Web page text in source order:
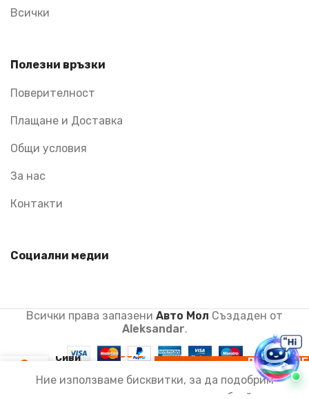
Всички
Полезни връзки
Поверителност
Плащане и Доставка
Общи условия
За нас
Контакти
Социални медии
Всички права запазени Авто Мол Създаден от
Aleksandar.
Ние използваме бисквитки, за да подобрим
притягане
Сиви
(370мм)
Количка
My account